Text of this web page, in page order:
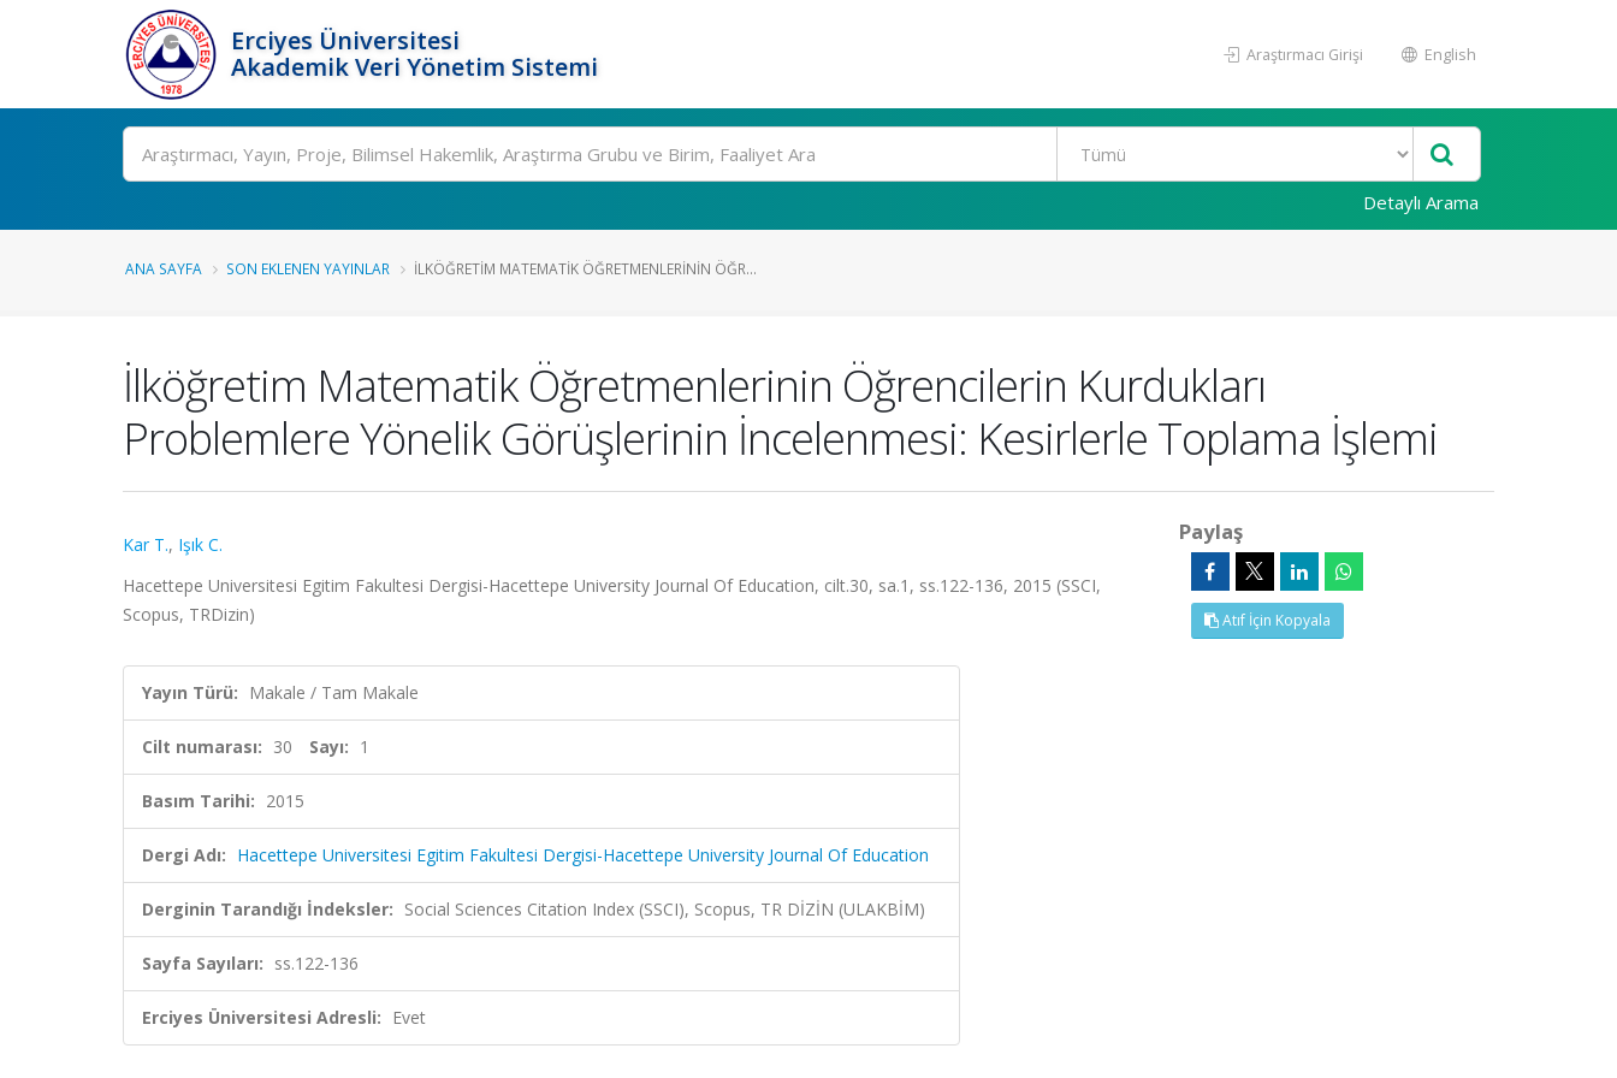
Erciyes Üniversitesi
Akademik Veri Yönetim Sistemi
Araştırmacı Girişi English
Ara
Detaylı Arama
ANA SAYFA SON EKLENEN YAYINLAR İLKÖĞRETIM MATEMATIK ÖĞRETMENLERININ ÖĞR...
İlköğretim Matematik Öğretmenlerinin Öğrencilerin Kurdukları
Problemlere Yönelik Görüşlerinin İncelenmesi: Kesirlerle Toplama İşlemi
Kar T., Işık C.
Hacettepe Universitesi Egitim Fakultesi Dergisi-Hacettepe University Journal Of Education, cilt.30, sa.1, ss.122-136, 2015 (SSCI,
Scopus, TRDizin)
Yayın Türü: Makale / Tam Makale
Cilt numarası: 30 Sayı: 1
Basım Tarihi: 2015
Dergi Adı: Hacettepe Universitesi Egitim Fakultesi Dergisi-Hacettepe University Journal Of Education
Derginin Tarandığı İndeksler: Social Sciences Citation Index (SSCI), Scopus, TR DİZİN (ULAKBİM)
Sayfa Sayıları: ss.122-136
Erciyes Üniversitesi Adresli: Evet
Paylaş
Atıf İçin Kopyala